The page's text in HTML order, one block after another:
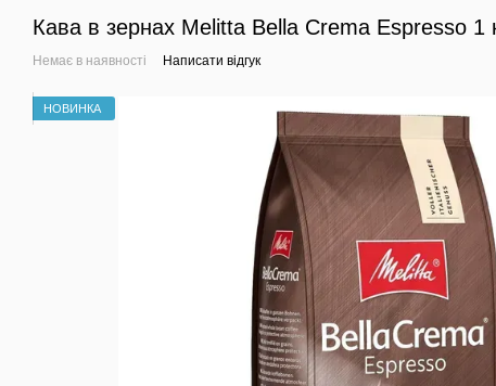
Кава в зернах Melitta Bella Crema Espresso 1
Немає в наявності Написати відгук
НОВИНКА